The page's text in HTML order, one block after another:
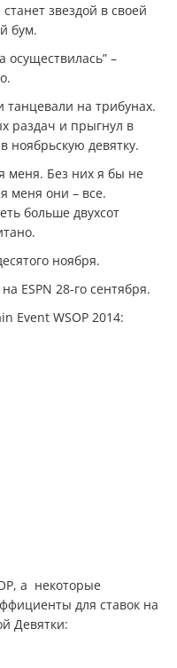
звездой в своей
бум.
–
на трибунах.
раздач и прыгнул в
ноябрьскую девятку.
меня. Без них я бы не
меня они – все.
больше двухсот
ноября.
ESPN 28-го сентября.
Event WSOP 2014:
а некоторые
для ставок на
Девятки: